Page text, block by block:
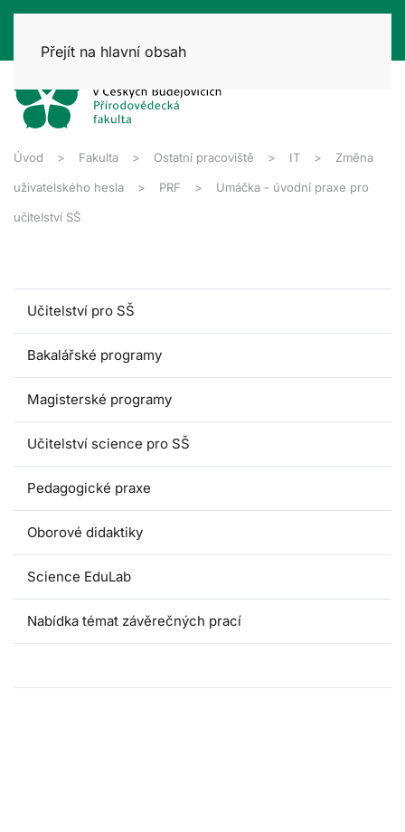
Přejít na hlavní obsah
Úvod Fakulta Ostatní pracoviště IT Změna
uživatelského hesla PRF Umáčka - úvodní praxe pro
učitelství SŠ
Učitelství pro SŠ
Bakalářské programy
Magisterské programy
Učitelství science pro SŠ
Pedagogické praxe
Oborové didaktiky
Science EduLab
Nabídka témat závěrečných prací